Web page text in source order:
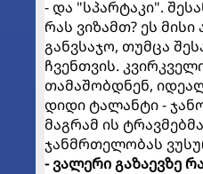
- და "სპარტაკი".
რას ვიზამთ? ეს
განვსაჯო, თუმცა
ჩვენთვის.
თამაშობდნენ,
დიდი ტალანტი -
მაგრამ ის
ჯანმრთელობას
- ვალერი გაზაევზე